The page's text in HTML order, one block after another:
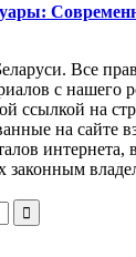
Все
с нашего
ссылкой на
на сайте
интернета,
законным